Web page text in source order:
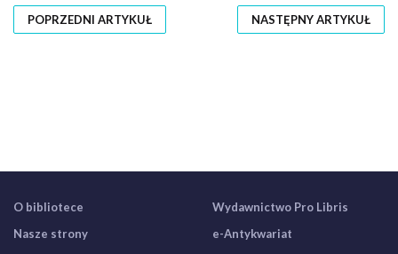
POPRZEDNI ARTYKUŁ NASTĘPNY ARTYKUŁ
O bibliotece
Nasze strony
Wydawnictwo Pro Libris
e-Antykwariat